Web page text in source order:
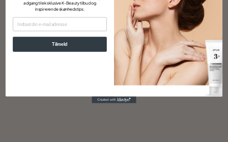
adgang til eksklusive K-Beauty tilbud og
inspirerende skønhedstips.
EMAIL
Tilmeld